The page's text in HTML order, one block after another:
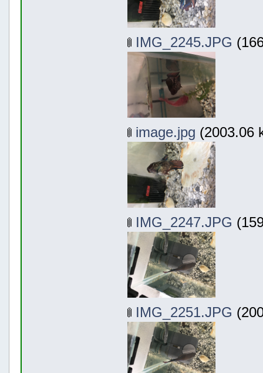
IMG_2245.JPG
image.jpg (2003.06
IMG_2247.JPG
IMG_2251.JPG